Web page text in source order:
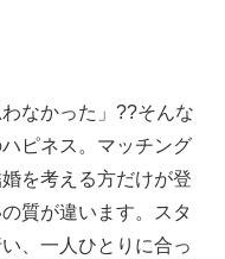
なかった」??そんな
ピネス。マッチング
を考える方だけが登
質が違います。スタ
、一人ひとりに合っ